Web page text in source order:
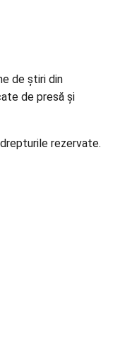
de știri din
de presă și
rezervate.